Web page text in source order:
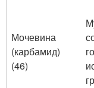
Мочевина
(карбамид)
(46)